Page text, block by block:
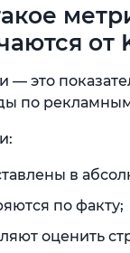
от
— это
по
в
по факту;
оценить